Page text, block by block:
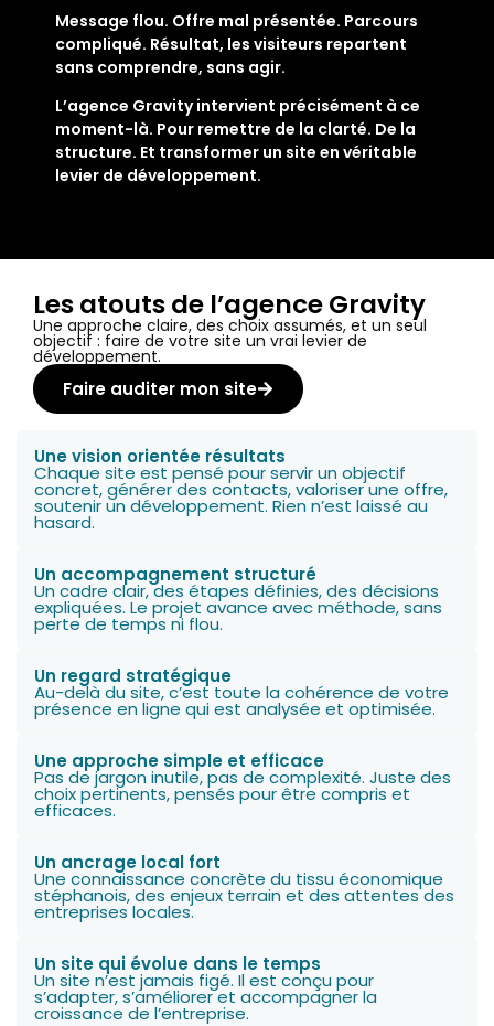
Message flou. Offre mal présentée. Parcours
compliqué. Résultat, les visiteurs repartent
sans comprendre, sans agir.
L’agence Gravity intervient précisément à ce
moment-là. Pour remettre de la clarté. De la
structure. Et transformer un site en véritable
levier de développement.
Les atouts de l’agence Gravity
Une approche claire, des choix assumés, et un seul
objectif : faire de votre site un vrai levier de
développement.
Faire auditer mon site
Une vision orientée résultats
Chaque site est pensé pour servir un objectif
concret, générer des contacts, valoriser une offre,
soutenir un développement. Rien n’est laissé au
hasard.
Un accompagnement structuré
Un cadre clair, des étapes définies, des décisions
expliquées. Le projet avance avec méthode, sans
perte de temps ni flou.
Un regard stratégique
Au-delà du site, c’est toute la cohérence de votre
présence en ligne qui est analysée et optimisée.
Une approche simple et efficace
Pas de jargon inutile, pas de complexité. Juste des
choix pertinents, pensés pour être compris et
efficaces.
Un ancrage local fort
Une connaissance concrète du tissu économique
stéphanois, des enjeux terrain et des attentes des
entreprises locales.
Un site qui évolue dans le temps
Un site n’est jamais figé. Il est conçu pour
s’adapter, s’améliorer et accompagner la
croissance de l’entreprise.